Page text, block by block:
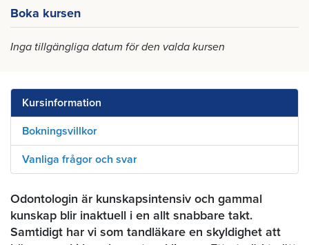
Boka kursen
Inga tillgängliga datum för den valda kursen
Kursinformation
Bokningsvillkor
Vanliga frågor och svar
Odontologin är kunskapsintensiv och gammal
kunskap blir inaktuell i en allt snabbare takt.
Samtidigt har vi som tandläkare en skyldighet att